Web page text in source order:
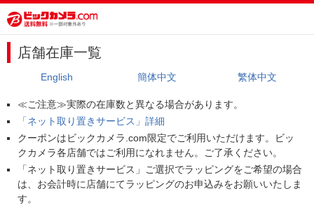
店舗在庫一覧
English 簡体中文 繁体中文
≪ご注意≫実際の在庫数と異なる場合があります。
「ネット取り置きサービス」詳細
クーポンはビックカメラ.com限定でご利用いただけます。ビッ
クカメラ各店舗ではご利用になれません。ご了承ください。
「ネット取り置きサービス」ご選択でラッピングをご希望の場合
は、お会計時に店舗にてラッピングのお申込みをお願いいたしま
す。